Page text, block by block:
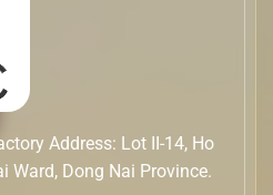
Address: Lot II-14, Ho
Ward, Dong Nai Province.